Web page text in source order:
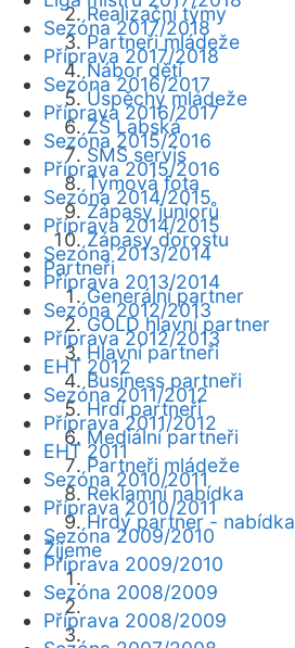
Realizační týmy
Partneři mládeže
Nábor dětí
Úspěchy mládeže
ZŠ Labská
SMS servis
Týmová fota
Zápasy juniorů
Zápasy dorostu
Partneři
Generální partner
GOLD hlavní partner
Hlavní partneři
Business partneři
Hrdí partneři
Mediální partneři
Partneři mládeže
Reklamní nabídka
Hrdý partner - nabídka
Žijeme
Sezóna 2017/2018
Příprava 2017/2018
Sezóna 2016/2017
Příprava 2016/2017
Sezóna 2015/2016
Příprava 2015/2016
Sezóna 2014/2015
Příprava 2014/2015
Sezóna 2013/2014
Příprava 2013/2014
Sezóna 2012/2013
Příprava 2012/2013
EHT 2012
Sezóna 2011/2012
Příprava 2011/2012
EHT 2011
Sezóna 2010/2011
Příprava 2010/2011
Sezóna 2009/2010
Příprava 2009/2010
Sezóna 2008/2009
Příprava 2008/2009